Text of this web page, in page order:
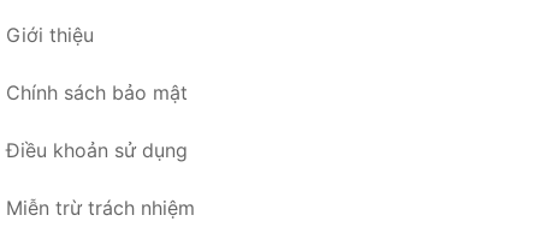
Giới thiệu
Chính sách bảo mật
Điều khoản sử dụng
Miễn trừ trách nhiệm